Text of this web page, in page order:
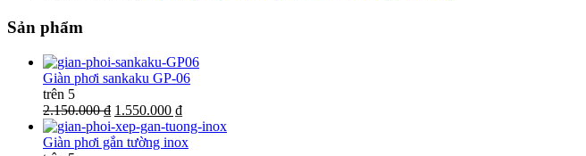
Sản phẩm
Giàn phơi sankaku GP-06
trên 5
2.150.000 ₫ 1.550.000 ₫
Giàn phơi gắn tường inox